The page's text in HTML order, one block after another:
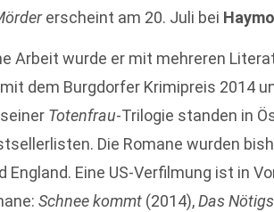
erscheint am 20. Juli bei
Arbeit wurde er mit mehreren
dem Burgdorfer Krimipreis 2014
Totenfrau-Trilogie standen in
Die Romane wurden
England. Eine US-Verfilmung ist in
Schnee kommt (2014),Das